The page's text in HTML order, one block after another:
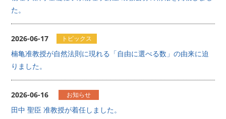
た。
2026-06-17 トピックス
楠亀准教授が自然法則に現れる「自由に選べる数」の由来に迫
りました。
2026-06-16 お知らせ
田中 聖臣 准教授が着任しました。